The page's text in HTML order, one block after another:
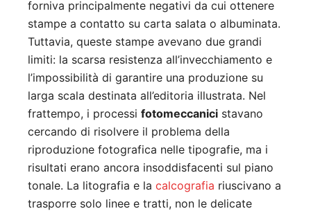
forniva principalmente negativi da cui ottenere
stampe a contatto su carta salata o albuminata.
Tuttavia, queste stampe avevano due grandi
limiti: la scarsa resistenza all’invecchiamento e
l’impossibilità di garantire una produzione su
larga scala destinata all’editoria illustrata. Nel
frattempo, i processi fotomeccanici stavano
cercando di risolvere il problema della
riproduzione fotografica nelle tipografie, ma i
risultati erano ancora insoddisfacenti sul piano
tonale. La litografia e la calcografia riuscivano a
trasporre solo linee e tratti, non le delicate